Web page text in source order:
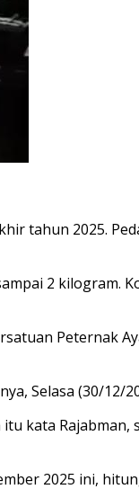
tahun 2025.
2 kilogram.
Peternak
Selasa (30/12/
kata Rajabman,
2025 ini,